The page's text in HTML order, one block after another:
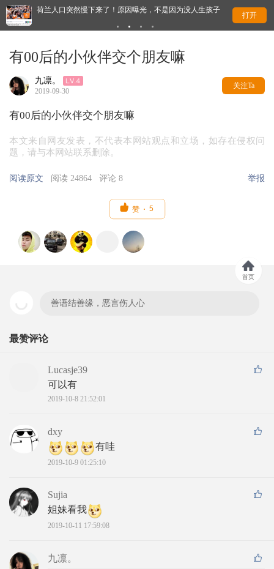
荷兰人口突然慢下来了！原因曝光，不是因为没人生孩子 荷
打开
有00后的小伙伴交个朋友嘛
九凛。
2019-09-30
关注Ta
有00后的小伙伴交个朋友嘛
本文来自网友发表，不代表本网站观点和立场，如存在侵权问
题，请与本网站联系删除。
阅读原文 阅读 24864 评论 8 举报
 赞 5
善语结善缘，恶言伤人心
最赞评论
Lucasje39
可以有
2019-10-8 21:52:01
dxy
有哇
2019-10-9 01:25:10
Sujia
姐妹看我
2019-10-11 17:59:08
九凛。
首页